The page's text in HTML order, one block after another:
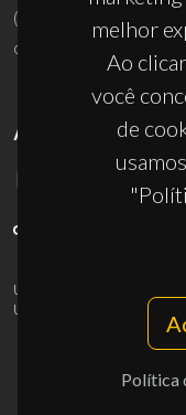
melhor
Ao
você
de
Política
(+351) 234 370 200
ciceco@ua.pt
APOIOS
UID/PRR/50011/2025
UID/PRR2/50011/2025